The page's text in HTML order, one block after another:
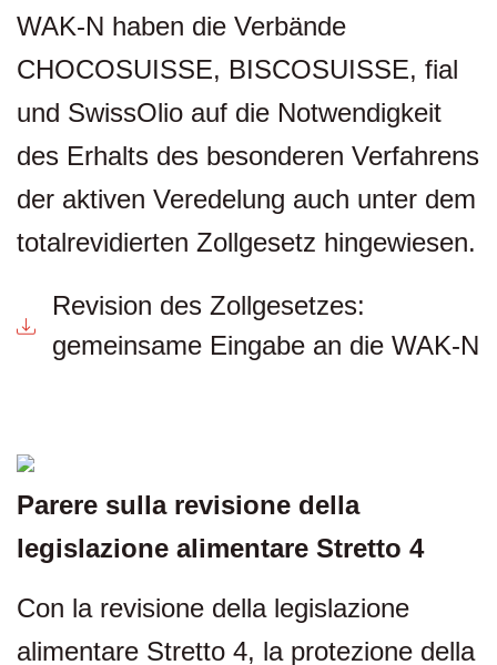
WAK-N haben die Verbände
CHOCOSUISSE, BISCOSUISSE, fial
und SwissOlio auf die Notwendigkeit
des Erhalts des besonderen Verfahrens
der aktiven Veredelung auch unter dem
totalrevidierten Zollgesetz hingewiesen.
Revision des Zollgesetzes:
gemeinsame Eingabe an die WAK-N
Parere sulla revisione della
legislazione alimentare Stretto 4
Con la revisione della legislazione
alimentare Stretto 4, la protezione della